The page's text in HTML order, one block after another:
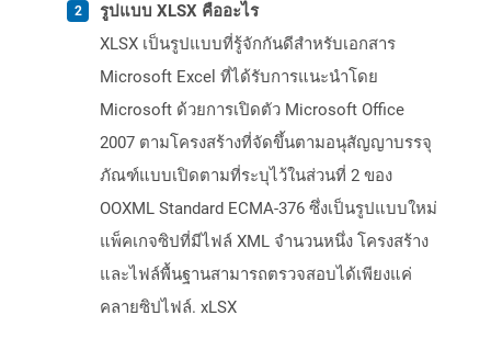
รูปแบบ XLSX คืออะไร
XLSX เป็นรูปแบบที่รู้จักกันดีสำหรับเอกสาร
Microsoft Excel ที่ได้รับการแนะนำโดย
Microsoft ด้วยการเปิดตัว Microsoft Office
2007 ตามโครงสร้างที่จัดขึ้นตามอนุสัญญาบรรจุ
ภัณฑ์แบบเปิดตามที่ระบุไว้ในส่วนที่ 2 ของ
OOXML Standard ECMA-376 ซึ่งเป็นรูปแบบใหม่
แพ็คเกจซิปที่มีไฟล์ XML จำนวนหนึ่ง โครงสร้าง
และไฟล์พื้นฐานสามารถตรวจสอบได้เพียงแค่
คลายซิปไฟล์. xLSX